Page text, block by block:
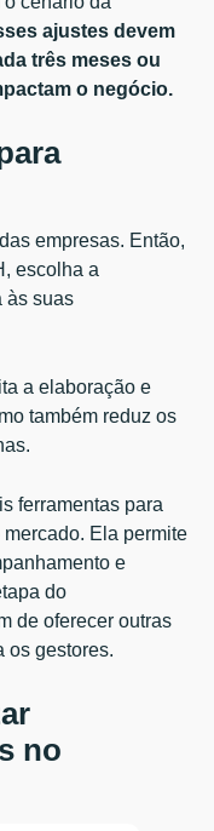
ajustes devem
três meses ou
o negócio.
empresas. Então,
escolha a
às suas
a elaboração e
também reduz os
ferramentas para
Ela permite
e
do
de oferecer outras
os gestores.
no